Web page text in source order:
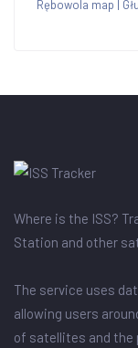
Rębowola map |
Where is the ISS?
Station and other
The service uses
allowing users
of satellites and